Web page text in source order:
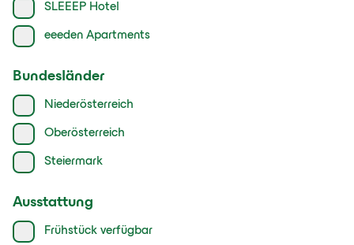
SLEEEP Hotel
eeeden Apartments
Bundesländer
Niederösterreich
Oberösterreich
Steiermark
Ausstattung
Frühstück verfügbar